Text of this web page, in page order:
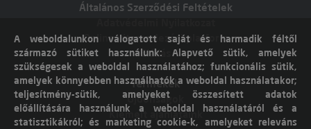
Általános Szerződési Feltételek
Online vitarendezési platform
Elállás
Termékek
Újdonságok
Kiemelt ajánlataink
A weboldalunkon válogatott saját és harmadik féltől
származó sütiket használunk: Alapvető sütik, amelyek
szükségesek a weboldal használatához; funkcionális sütik,
amelyek könnyebben használhatók a weboldal használatakor;
teljesítmény-sütik, amelyeket összesített adatok
előállítására használunk a weboldal használatáról és a
statisztikákról; és marketing cookie-k, amelyeket releváns